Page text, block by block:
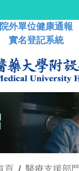
院外單位健康通報
實名登記系統